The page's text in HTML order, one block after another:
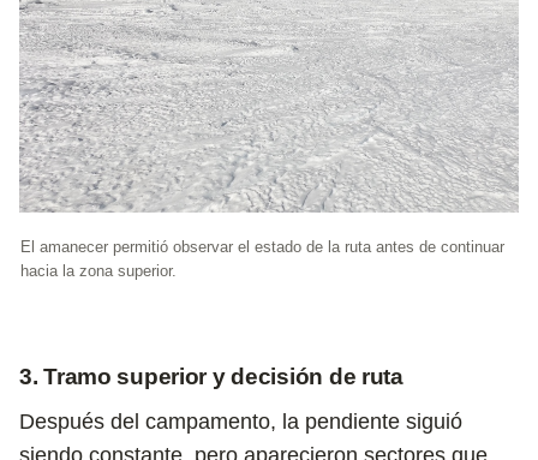
El amanecer permitió observar el estado de la ruta antes de continuar
hacia la zona superior.
3. Tramo superior y decisión de ruta
Después del campamento, la pendiente siguió